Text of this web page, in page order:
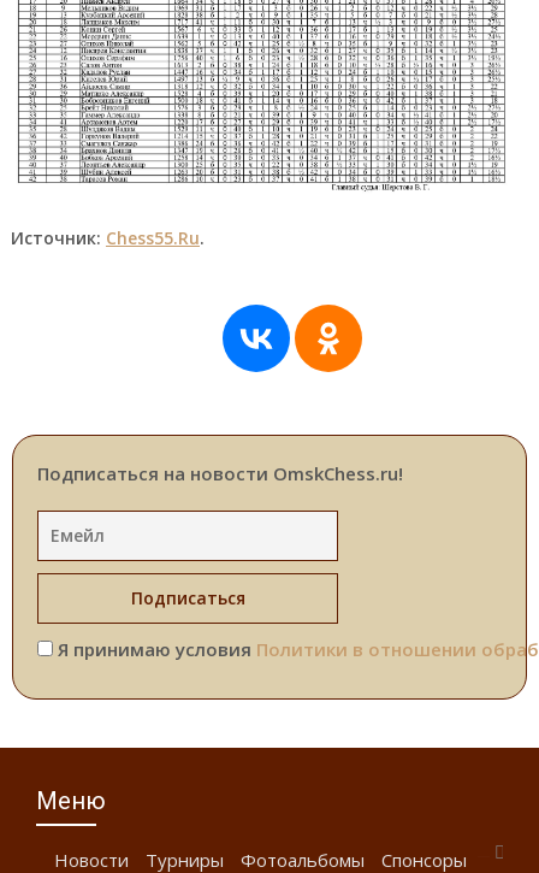
Источник: Chess55.Ru.
Подписаться на новости OmskChess.ru!
Я принимаю условия Политики в отношении
Меню
Новости Турниры Фотоальбомы Спонсоры